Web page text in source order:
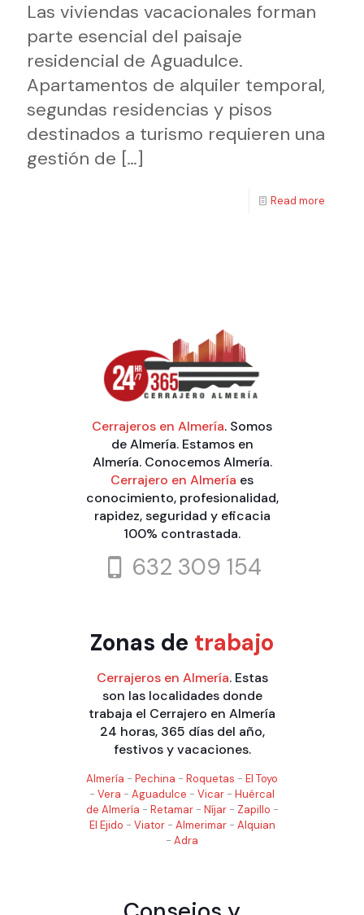
Las viviendas vacacionales forman
parte esencial del paisaje
residencial de Aguadulce.
Apartamentos de alquiler temporal,
segundas residencias y pisos
destinados a turismo requieren una
gestión de […]
Read more
Cerrajeros en Almería. Somos
de Almería. Estamos en
Almería. Conocemos Almería.
Cerrajero en Almería es
conocimiento, profesionalidad,
rapidez, seguridad y eficacia
100% contrastada.
632 309 154
Zonas de trabajo
Cerrajeros en Almería. Estas
son las localidades donde
trabaja el Cerrajero en Almería
24 horas, 365 días del año,
festivos y vacaciones.
Almería - Pechina - Roquetas - El Toyo
- Vera - Aguadulce - Vicar - Huércal
de Almería - Retamar- Níjar- Zapillo -
El Ejido - Viator- Almerimar- Alquian
- Adra